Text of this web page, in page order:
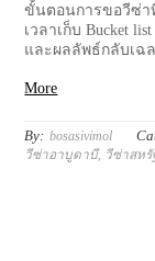
ขั้นตอนการขอวีซ่า
เวลาเก็บ Bucket
และผลลัพธ์กลับเฉ
More
By: bosasivimol
วีซ่าอาบูดาบี, วีซ่าสหรั